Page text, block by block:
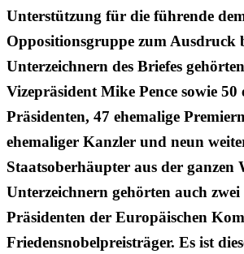
Unterstützung für die führende
Oppositionsgruppe zum Ausdruck
Unterzeichnern des Briefes
Vizepräsident Mike Pence sowie 50
Präsidenten, 47 ehemalige
ehemaliger Kanzler und neun
Staatsoberhäupter aus der ganzen
Unterzeichnern gehörten auch zwei
Präsidenten der Europäischen
Friedensnobelpreisträger. Es ist